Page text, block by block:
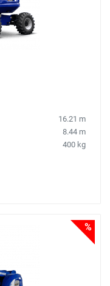
16.21 m
8.44 m
400 kg
%